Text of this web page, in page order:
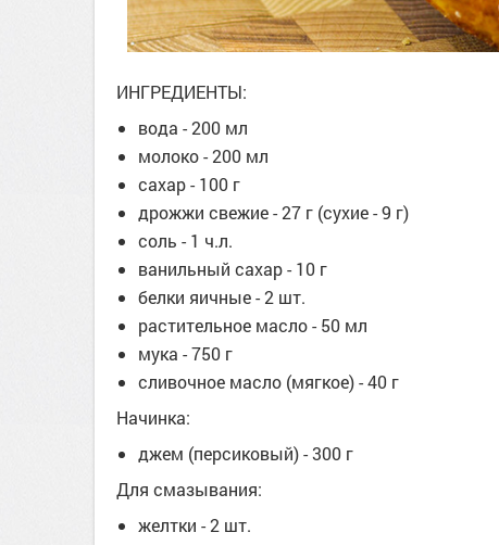
ИНГРЕДИЕНТЫ:
вода - 200 мл
молоко - 200 мл
сахар - 100 г
дрожжи свежие - 27 г (сухие - 9 г)
соль - 1 ч.л.
ванильный сахар - 10 г
белки яичные - 2 шт.
растительное масло - 50 мл
мука - 750 г
сливочное масло (мягкое) - 40 г
Начинка:
джем (персиковый) - 300 г
Для смазывания:
желтки - 2 шт.